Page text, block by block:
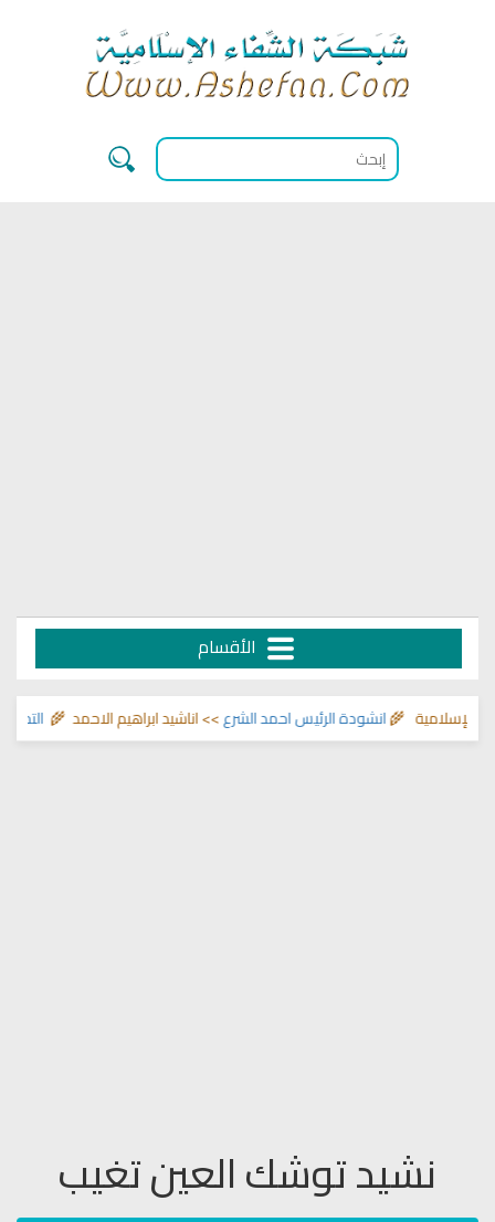
الأقسام
التحصين انشودة الرئيس احمد الشرع>> اناشيد ابراهيم الاحمد 🌾 🌾
نشيد توشك العين تغيب